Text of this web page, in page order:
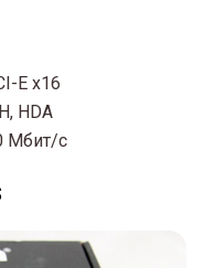
E x16
HDA
Мбит/с